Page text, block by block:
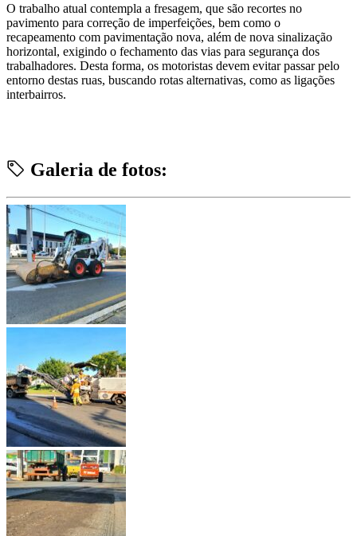
O trabalho atual contempla a fresagem, que são recortes no
pavimento para correção de imperfeições, bem como o
recapeamento com pavimentação nova, além de nova sinalização
horizontal, exigindo o fechamento das vias para segurança dos
trabalhadores. Desta forma, os motoristas devem evitar passar pelo
entorno destas ruas, buscando rotas alternativas, como as ligações
interbairros.
Galeria de fotos: